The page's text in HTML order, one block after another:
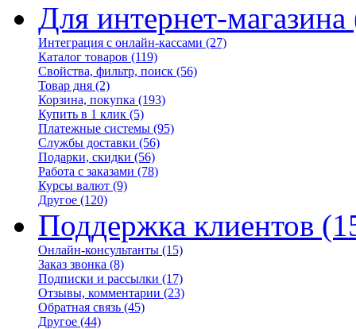
Для интернет-магазина
Интеграция с онлайн-кассами (27)
Каталог товаров (119)
Свойства, фильтр, поиск (56)
Товар дня (2)
Корзина, покупка (193)
Купить в 1 клик (5)
Платежные системы (95)
Службы доставки (56)
Подарки, скидки (56)
Работа с заказами (78)
Курсы валют (9)
Другое (120)
Поддержка клиентов
Онлайн-консультанты (15)
Заказ звонка (8)
Подписки и рассылки (17)
Отзывы, комментарии (23)
Обратная связь (45)
Другое (44)